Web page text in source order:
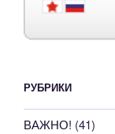
РУБРИКИ
ВАЖНО! (41)